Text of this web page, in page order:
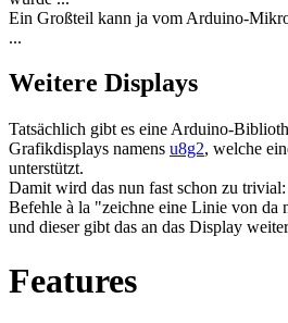
Ein Großteil kann ja vom Arduino-
...
Weitere Displays
Tatsächlich gibt es eine Arduino-
Grafikdisplays namens u8g2, welche
unterstützt.
Damit wird das nun fast schon zu
Befehle à la "zeichne eine Linie von da
und dieser gibt das an das Display
Features